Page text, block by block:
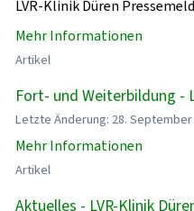
LVR-Klinik Düren
Mehr Informationen
Artikel
Fort- und Weiterbildung -
Letzte Änderung: 28. September
Mehr Informationen
Artikel
Aktuelles - LVR-Klinik